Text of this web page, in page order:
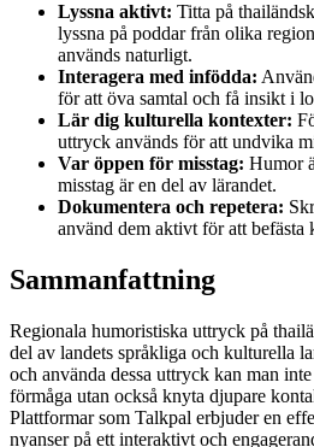
Lyssna aktivt: Titta på
lyssna på poddar från olika
används naturligt.
Interagera med infödda:
för att öva samtal och få insikt i
Lär dig kulturella kontexter:
uttryck används för att undvika
Var öppen för misstag: Humor
misstag är en del av lärandet.
Dokumentera och repetera:
använd dem aktivt för att befästa
Sammanfattning
Regionala humoristiska uttryck på
del av landets språkliga och kulturella
och använda dessa uttryck kan man
förmåga utan också knyta djupare
Plattformar som Talkpal erbjuder en
nyanser på ett interaktivt och